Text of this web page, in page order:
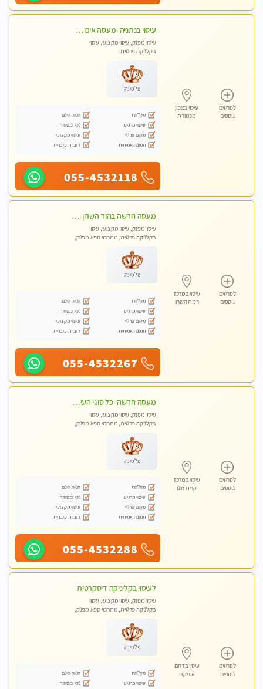
לפרטים
נוספים
עיסוי בצפון
מכמורת
עיסוי בנתניה -מעסה איכותית מקצועית ומפנקת בנתניה
עיסוי מפנק, עיסוי מקצועי, עיסוי
בקלניקה פרטית
פלטינה
מקלחת
חניה חינם
עיסוי מרגיע
נקי ומסודר
מקום פרטי
עיסוי מקצועי
תמונה אמיתית
דוברת עיברית
055-4532118
לפרטים
נוספים
עיסוי במרכז
רמת השרון
מעסה חדשה בהוד השרון-מוזמן לחוויה בלתי נשכחת!!!עיסוי מפנק ביותר במקום פרטי לחלוטין
עיסוי מפנק, עיסוי מקצועי, עיסוי
בקלניקה פרטית, מתחמי ספא מפנק,
פלטינה
מקלחת
חניה חינם
עיסוי מרגיע
נקי ומסודר
מקום פרטי
עיסוי מקצועי
תמונה אמיתית
דוברת עיברית
055-4532267
לפרטים
נוספים
עיסוי במרכז
קרית אונו
מעסה חדשה -כל סוגי העיסויים מעסה מקצועית ואיכותית פרטי!!!מומלץ לחלוטין!!
עיסוי מפנק, עיסוי מקצועי, עיסוי
בקלניקה פרטית, מתחמי ספא מפנק,
פלטינה
מקלחת
חניה חינם
עיסוי מרגיע
נקי ומסודר
מקום פרטי
עיסוי מקצועי
תמונה אמיתית
דוברת עיברית
055-4532288
לפרטים
נוספים
עיסוי בדרום
אופקים
לעיסוי בקליניקה דיסקרטית
עיסוי מפנק, עיסוי מקצועי, עיסוי
בקלניקה פרטית, מתחמי ספא מפנק,
פלטינה
מקלחת
חניה חינם
עיסוי מרגיע
נקי ומסודר